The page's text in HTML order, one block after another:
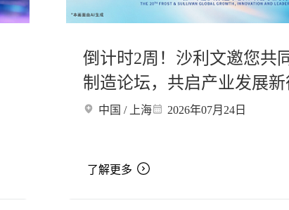
倒计时2周！沙利文邀您共
制造论坛，共启产业发展新
中国 / 上海 2026年07月24日
了解更多